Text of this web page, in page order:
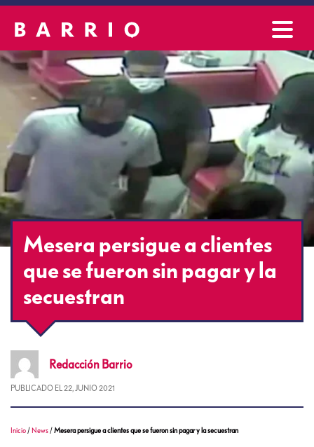
Mesera persigue a clientes
que se fueron sin pagar y la
secuestran
Redacción Barrio
PUBLICADO EL 22, JUNIO 2021
Inicio / News /Mesera persigue a clientes que se fueron sin pagar y la secuestran